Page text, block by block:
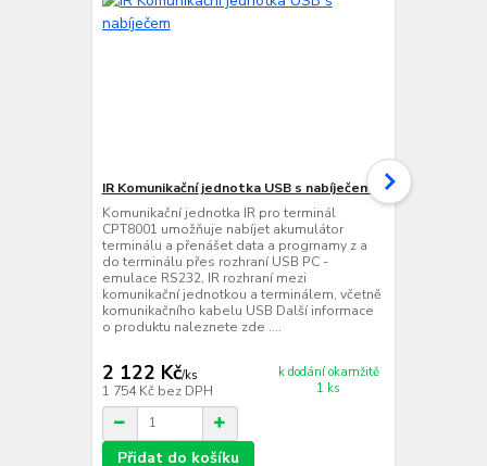
IR Komunikační jednotka USB s nabíječem
Komunikační jednotka IR pro terminál
CPT8001 umožňuje nabíjet akumulátor
terminálu a přenášet data a progrnamy z a
do terminálu přes rozhraní USB PC -
emulace RS232, IR rozhraní mezi
komunikační jednotkou a terminálem, včetně
komunikačního kabelu USB Další informace
o produktu naleznete zde ....
2 122 Kč/ks
1 754 Kč bez DPH
k dodání okamžitě
1 ks
Přidat do košíku
IR